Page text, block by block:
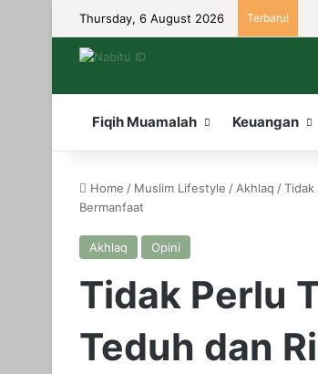
Thursday, 6 August 2026 Terbaru!
Fiqih Muamalah Keuangan
Home / Muslim Lifestyle / Akhlaq /Tidak
Bermanfaat
Akhlaq Opini
Tidak Perlu
Teduh dan